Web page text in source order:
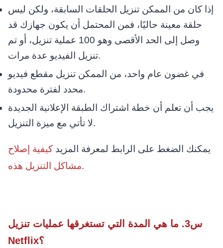
إذا كان من الممكن تنزيل الحلقات السابقة، ولكن ليس
حلقة معينة حاليًا، فمن المحتمل أن يكون جهازك قد
وصل إلى الحد الأقصى وهو 100 عملية تنزيل، أو تم
تنزيل الفيديو عدة مرات.
في غضون عام واحد، من الممكن تنزيل مقطع فيديو
محدد لفترة محدودة.
يجب أن تعلم أن خطة اشتراك الطبقة الإعلانية الجديدة
لا تأتي مع ميزة التنزيل.
يمكنك الضغط على الرابط لمعرفة المزيدكيفية إصلاح
مشاكل التنزيل هذه.
س3. ما هي المدة التي تستغرقها عمليات تنزيل
Netflix؟